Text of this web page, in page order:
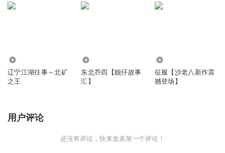
辽宁江湖往事～北矿
之王
东北乔四【靓仔故事
汇】
征服【沙老八新作震
撼登场】
用户评论
还没有评论，快来发表第一个评论！